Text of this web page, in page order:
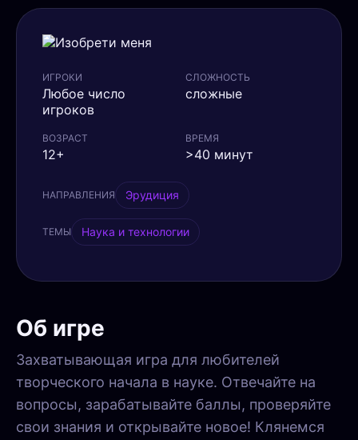
ИГРОКИ
Любое число
игроков
СЛОЖНОСТЬ
сложные
ВОЗРАСТ
12+
ВРЕМЯ
>40 минут
НАПРАВЛЕНИЯ Эрудиция
ТЕМЫ Наука и технологии
Об игре
Захватывающая игра для любителей
творческого начала в науке. Отвечайте на
вопросы, зарабатывайте баллы, проверяйте
свои знания и открывайте новое! Клянемся